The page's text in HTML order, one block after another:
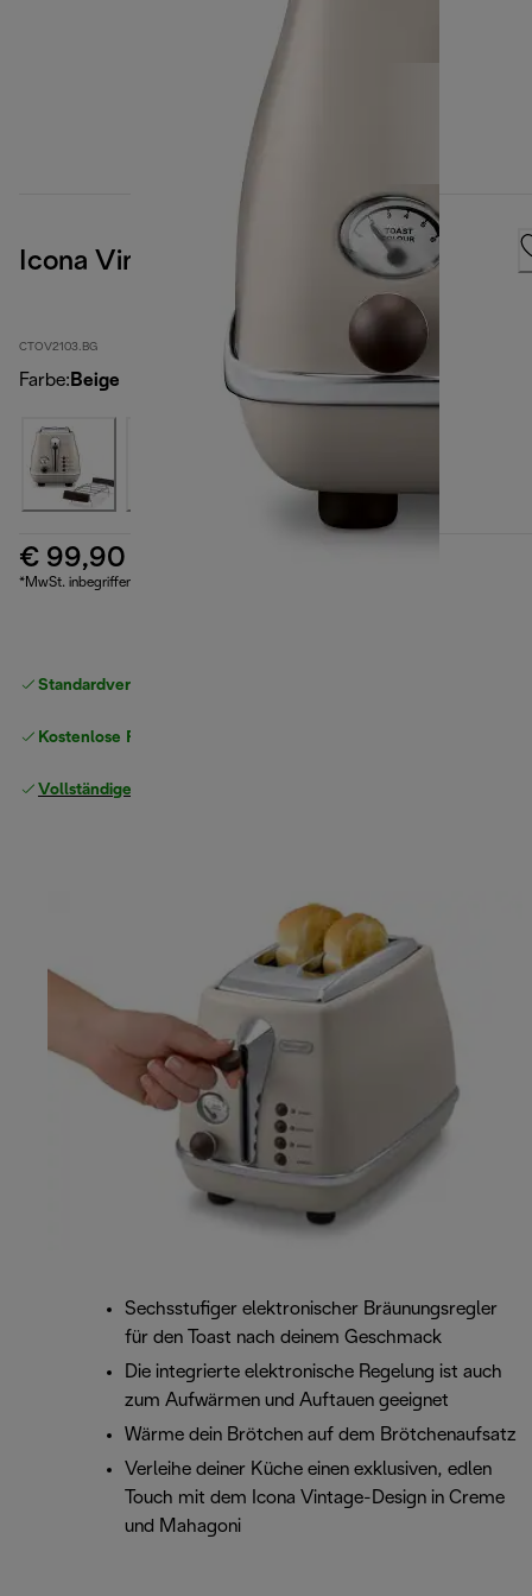
Icona Vintage
CTOV2103.BG
Farbe: Beige
€ 99,90
*MwSt. inbegriffen
Standardversand kostenlos
Kostenlose Rücksendungen
Vollständige Herstellergarantie
Sechsstufiger elektronischer Bräunungsregler
für den Toast nach deinem Geschmack
Die integrierte elektronische Regelung ist auch
zum Aufwärmen und Auftauen geeignet
Wärme dein Brötchen auf dem Brötchenaufsatz
Verleihe deiner Küche einen exklusiven, edlen
Touch mit dem Icona Vintage-Design in Creme
und Mahagoni